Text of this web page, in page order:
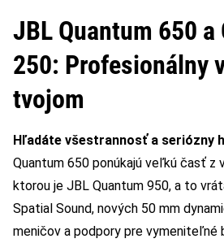
JBL Quantum 650 a
250: Profesionálny
tvojom
Hľadáte všestrannosť a seriózny
Quantum 650 ponúkajú veľkú časť z
ktorou je JBL Quantum 950, a to
Spatial Sound, nových 50 mm
meničov a podpory pre